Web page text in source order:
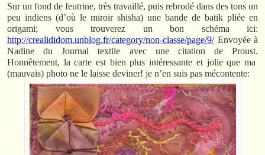
Sur un fond de feutrine, très travaillé, puis rebrodé dans des tons un
peu indiens (d’où le miroir shisha) une bande de batik pliée en
origami; vous trouverez un bon schéma ici:
http://crealididom.unblog.fr/category/non-classe/page/9/Envoyée à
Nadine du Journal textile avec une citation de Proust.
Honnêtement, la carte est bien plus intéressante et jolie que ma
(mauvais) photo ne le laisse deviner! je n’en suis pas mécontente: